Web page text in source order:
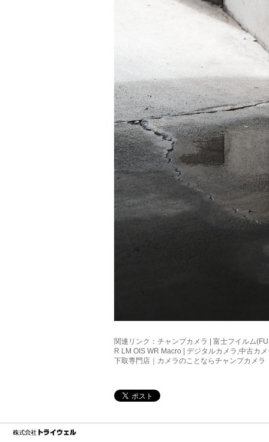
関連リンク： チャンプカメラ | 富士フイルム
R LM OIS WR Macro | デジタルカメラ,中古カ
下取専門店｜カメラのことならチャンプカメラ